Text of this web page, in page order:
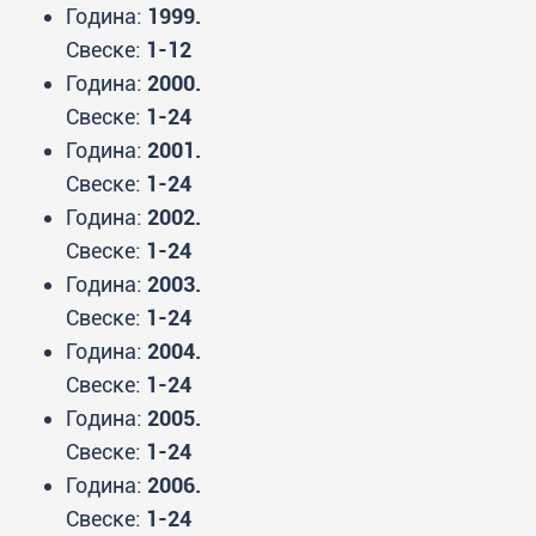
Година: 1999.
Свеске: 1-12
Година: 2000.
Свеске: 1-24
Година: 2001.
Свеске: 1-24
Година: 2002.
Свеске: 1-24
Година: 2003.
Свеске: 1-24
Година: 2004.
Свеске: 1-24
Година: 2005.
Свеске: 1-24
Година: 2006.
Свеске: 1-24